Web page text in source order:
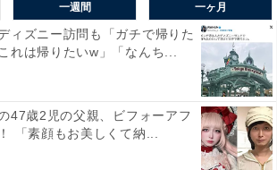
一週間 一ヶ月
ィズニー訪問も「ガチで帰りた
れは帰りたいw」「なんち...
47歳2児の父親、ビフォーアフ
「素顔もお美しくて納...